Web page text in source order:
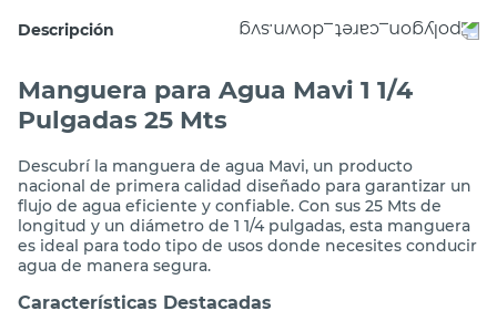
Descripción
Manguera para Agua Mavi 1 1/4
Pulgadas 25 Mts
Descubrí la manguera de agua Mavi, un producto
nacional de primera calidad diseñado para garantizar un
flujo de agua eficiente y confiable. Con sus 25 Mts de
longitud y un diámetro de 1 1/4 pulgadas, esta manguera
es ideal para todo tipo de usos donde necesites conducir
agua de manera segura.
Características Destacadas